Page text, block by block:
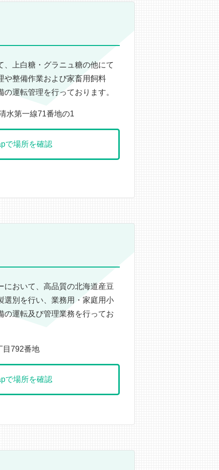
、上白糖・グラニュ糖の他にて
や整備作業および家畜用飼料
運転管理を行っております。
水第一線71番地の1
で場所を確認
において、高品質の北海道産豆
選別を行い、業務用・家庭用小
の運転及び管理業務を行ってお
792番地
で場所を確認